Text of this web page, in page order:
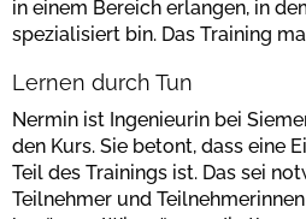
in einem Bereich erlangen, in
spezialisiert bin. Das Training
Lernen durch Tun
Nermin ist Ingenieurin bei
den Kurs. Sie betont, dass eine
Teil des Trainings ist. Das sei
Teilnehmer und